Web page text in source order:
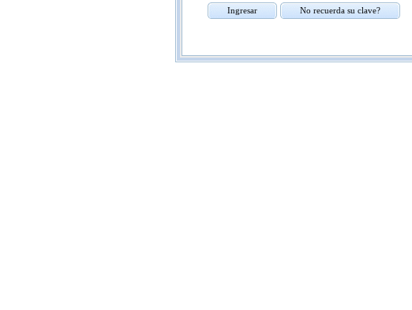
Ingresar No recuerda su clave?